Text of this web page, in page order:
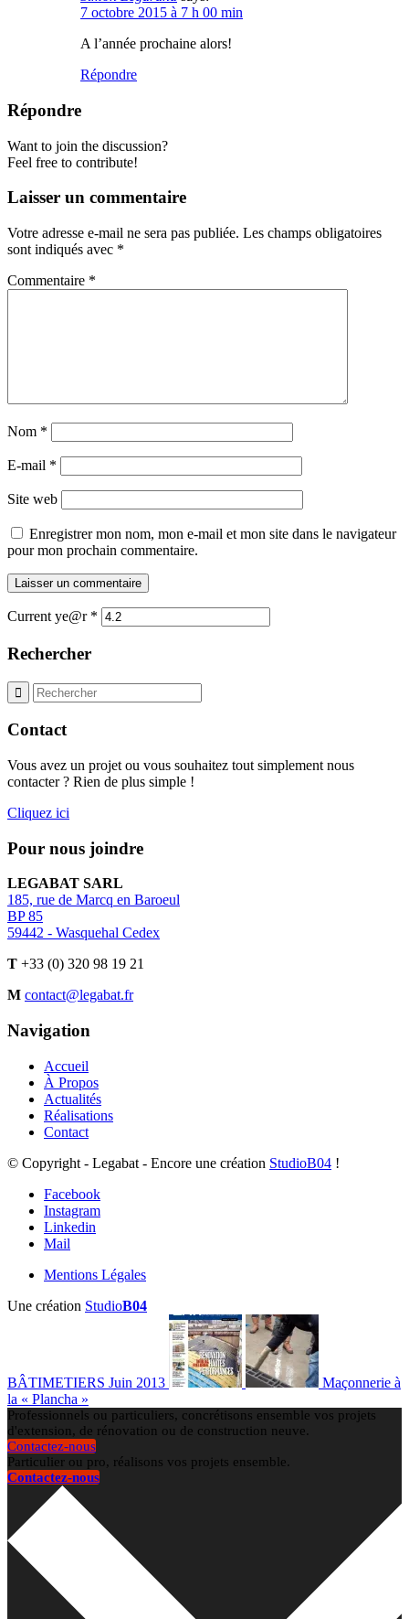
7 octobre 2015 à 7 h 00 min
A l’année prochaine alors!
Répondre
Répondre
Want to join the discussion?
Feel free to contribute!
Laisser un commentaire
Votre adresse e-mail ne sera pas publiée. Les champs obligatoires
sont indiqués avec *
Commentaire *
Nom *
E-mail *
Site web
Enregistrer mon nom, mon e-mail et mon site dans le navigateur
pour mon prochain commentaire.
Current ye@r *
Rechercher
Contact
Vous avez un projet ou vous souhaitez tout simplement nous
contacter ? Rien de plus simple !
Cliquez ici
Pour nous joindre
LEGABAT SARL
185, rue de Marcq en Baroeul
BP 85
59442 - Wasquehal Cedex
T +33 (0) 320 98 19 21
M contact@legabat.fr
Navigation
Accueil
À Propos
Actualités
Réalisations
Contact
© Copyright - Legabat - Encore une création StudioB04 !
Facebook
Instagram
Linkedin
Mail
Mentions Légales
Une création StudioB04
BÂTIMETIERS Juin 2013
Maçonnerie à
la « Plancha »
Professionnels ou particuliers, concrétisons ensemble vos projets
d'extension, de rénovation ou de construction neuve.
Contactez-nous
Particulier ou pro, réalisons vos projets ensemble.
Contactez-nous